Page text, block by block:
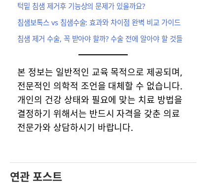
턱밑 침샘 제거후 기능상의 문제가 있을까요?
침샘보톡스 vs 침샘수술: 효과와 차이점 완벽 비교 가이드
침샘 제거 수술, 꼭 받아야 할까? 수술 전에 알아야 할 것들
본 정보는 일반적인 교육 목적으로 제공되며,
전문적인 의학적 조언을 대체할 수 없습니다.
개인의 건강 상태와 필요에 맞는 치료 방법을
결정하기 위해서는 반드시 자격을 갖춘 의료
전문가와 상담하시기 바랍니다.
연관 포스트